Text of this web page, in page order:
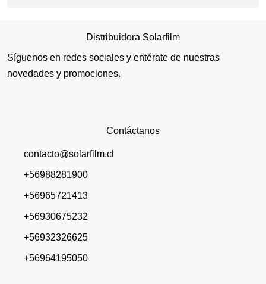
Distribuidora Solarfilm
Síguenos en redes sociales y entérate de nuestras
novedades y promociones.
Contáctanos
contacto@solarfilm.cl
+56988281900
+56965721413
+56930675232
+56932326625
+56964195050